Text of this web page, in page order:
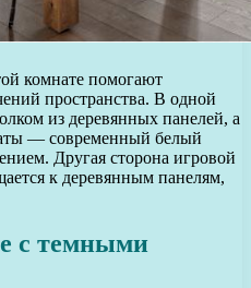
комнате помогают
пространства. В одной
из деревянных панелей, а
— современный белый
Другая сторона игровой
к деревянным панелям,
с темными